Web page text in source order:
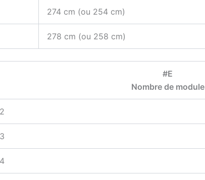
274 cm (ou 254 cm)
278 cm (ou 258 cm)
#E
Nombre de module
2
3
4